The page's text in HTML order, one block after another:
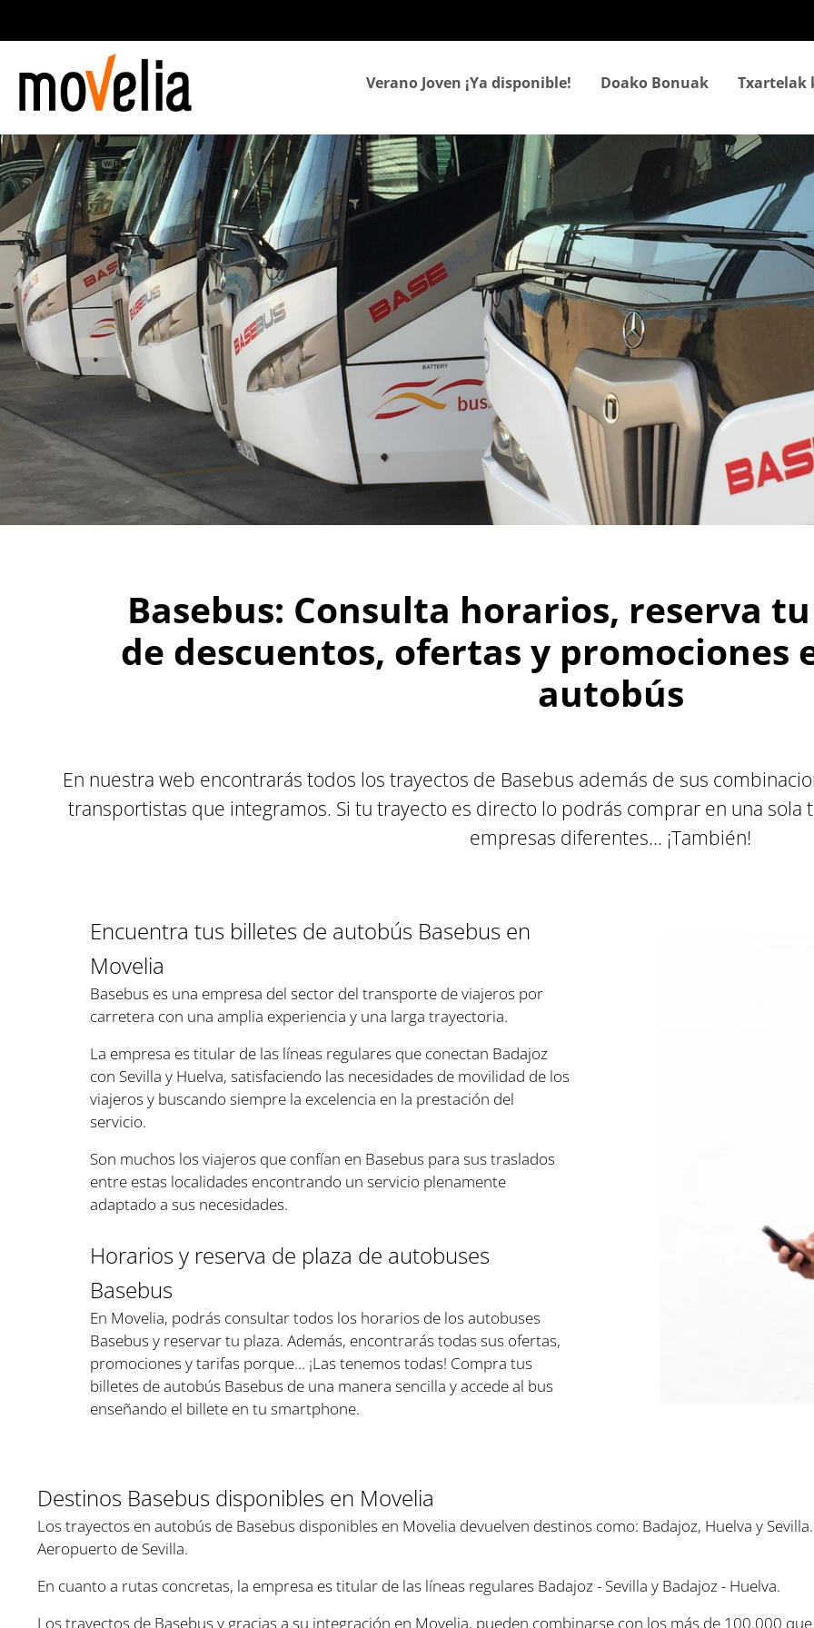
content
NavegaciónVerano Joven ¡Ya disponible! Doako Bonuak Txartelak
Basebus: Consulta horarios, reserva
de descuentos, ofertas y promociones
autobús
En nuestra web encontrarás todos los trayectos de Basebus además de sus
transportistas que integramos. Si tu trayecto es directo lo podrás comprar en una sola
empresas diferentes... ¡También!
Encuentra tus billetes de autobús Basebus en
Movelia
Basebus es una empresa del sector del transporte de viajeros por
carretera con una amplia experiencia y una larga trayectoria.
La empresa es titular de las líneas regulares que conectan Badajoz
con Sevilla y Huelva, satisfaciendo las necesidades de movilidad de los
viajeros y buscando siempre la excelencia en la prestación del
servicio.
Son muchos los viajeros que confían en Basebus para sus traslados
entre estas localidades encontrando un servicio plenamente
adaptado a sus necesidades.
Horarios y reserva de plaza de autobuses
Basebus
En Movelia, podrás consultar todos los horarios de los autobuses
Basebus y reservar tu plaza. Además, encontrarás todas sus ofertas,
promociones y tarifas porque… ¡Las tenemos todas! Compra tus
billetes de autobús Basebus de una manera sencilla y accede al bus
enseñando el billete en tu smartphone.
Destinos Basebus disponibles en Movelia
Los trayectos en autobús de Basebus disponibles en Movelia devuelven destinos como: Badajoz, Huelva y
Aeropuerto de Sevilla.
En cuanto a rutas concretas, la empresa es titular de las líneas regulares Badajoz - Sevilla y Badajoz - Huelva.
Los trayectos de Basebus y gracias a su integración en Movelia, pueden combinarse con los más de 100.000